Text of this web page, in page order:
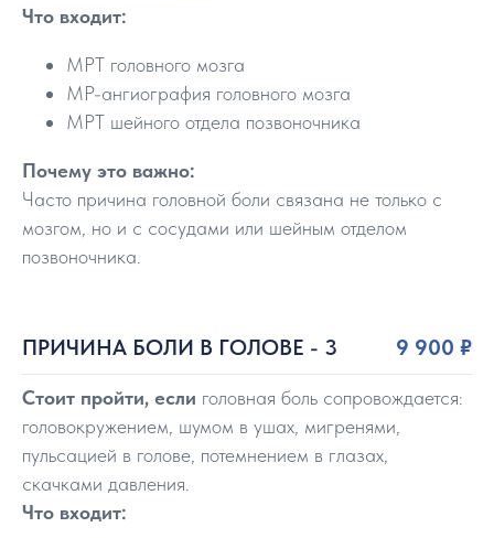
Что входит:
МРТ головного мозга
МР-ангиография головного мозга
МРТ шейного отдела позвоночника
Почему это важно:
Часто причина головной боли связана не только с
мозгом, но и с сосудами или шейным отделом
позвоночника.
ПРИЧИНА БОЛИ В ГОЛОВЕ - 3 9 900 ₽
Стоит пройти, если головная боль сопровождается:
головокружением, шумом в ушах, мигренями,
пульсацией в голове, потемнением в глазах,
скачками давления.
Что входит: